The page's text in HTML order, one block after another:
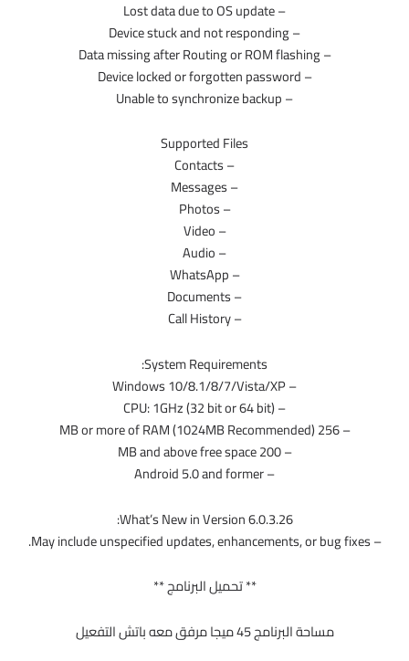
– Lost data due to OS update
– Device stuck and not responding
– Data missing after Routing or ROM flashing
– Device locked or forgotten password
– Unable to synchronize backup
Supported Files
– Contacts
– Messages
– Photos
– Video
– Audio
– WhatsApp
– Documents
– Call History
System Requirements:
– Windows 10/8.1/8/7/Vista/XP
– CPU: 1GHz (32 bit or 64 bit)
– 256 MB or more of RAM (1024MB Recommended)
– 200 MB and above free space
– Android 5.0 and former
What’s New in Version 6.0.3.26:
– May include unspecified updates, enhancements, or bug fixes.
** تحميل البرنامج **
مساحة البرنامج 45 ميجا مرفق معه باتش التفعيل